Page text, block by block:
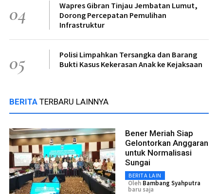
04
Wapres Gibran Tinjau Jembatan Lumut,
Dorong Percepatan Pemulihan
Infrastruktur
05
Polisi Limpahkan Tersangka dan Barang
Bukti Kasus Kekerasan Anak ke Kejaksaan
BERITA TERBARU LAINNYA
Bener Meriah Siap
Gelontorkan Anggaran
untuk Normalisasi
Sungai
BERITA LAIN
Oleh Bambang Syahputra
baru saja